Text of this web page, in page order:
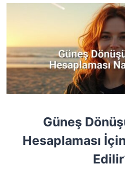
Güneş
Hesaplaması